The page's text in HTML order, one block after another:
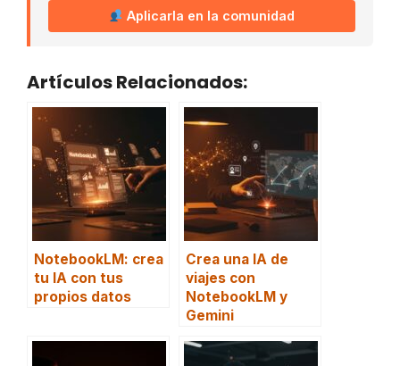
Aplicarla en la comunidad
Artículos Relacionados:
NotebookLM: crea
tu IA con tus
propios datos
Crea una IA de
viajes con
NotebookLM y
Gemini